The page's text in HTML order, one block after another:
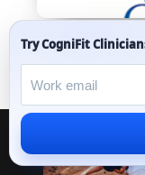
La Mutuelle
Try CogniFit